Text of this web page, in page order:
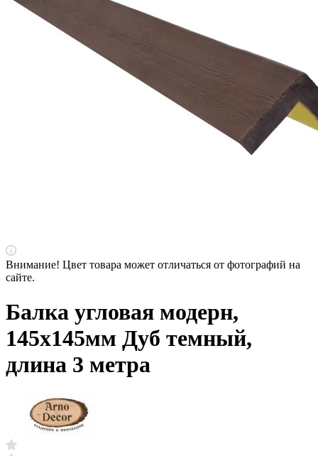
Внимание! Цвет товара может отличаться от фотографий на
сайте.
Балка угловая модерн,
145х145мм Дуб темный,
длина 3 метра